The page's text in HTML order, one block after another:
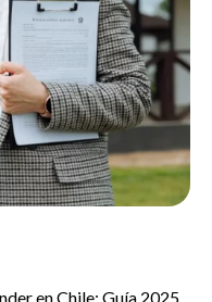
en Chile: Guía 2025